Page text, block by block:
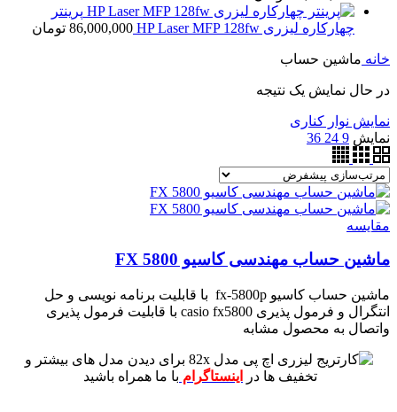
پرینتر
چهارکاره لیزری HP Laser MFP 128fw
86,000,000 تومان
خانه ماشین حساب
در حال نمایش یک نتیجه
نمایش نوار کناری
نمایش 9
24
36
مقايسه
ماشین حساب مهندسی کاسیو FX 5800
ماشین حساب کاسیو fx-5800p با قابلیت برنامه نویسی و حل
انتگرال و فرمول پذیری casio fx5800 با قابلیت فرمول پذیری
واتصال به محصول مشابه
برای دیدن مدل های بیشتر و
تخفیف ها در
اینستاگرام با ما همراه باشید